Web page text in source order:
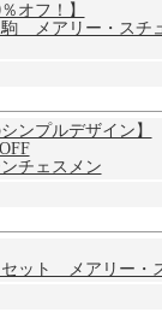
オフ！】
メアリー・スチ
ンプルデザイン】
チェスメン
ット メアリー・